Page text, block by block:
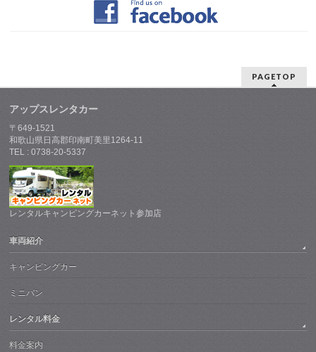
PAGETOP
アップスレンタカー
〒649-1521
和歌山県日高郡印南町美里1264-11
TEL : 0738-20-5337
レンタルキャンピングカーネット参加店
車両紹介
キャンピングカー
ミニバン
レンタル料金
料金案内